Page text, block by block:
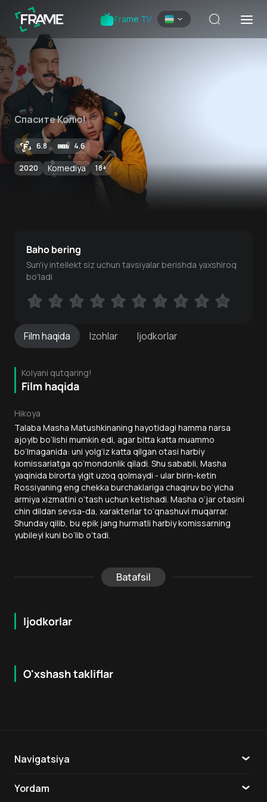
Frame TV
Спасите Колю!
6.8 4.6
2020 Komediya 18+
Filmhaqida Izohlar Ijodkorlar
Kolyani qutqaring!
Film haqida
Hikoya
Talaba Masha Matushkinaning hayotidagi hamma narsa
ajoyib bo‘lishi mumkin edi, agar bitta katta muammo
bo‘lmaganida: uni yolg‘iz katta qilgan otasi harbiy
komissariatga qo‘mondonlik qiladi. Shu sababli, Masha
yaqinida birorta yigit uzoq qolmaydi - ular birin-ketin
Rossiyaning eng chekka burchaklariga chaqiruv bo‘yicha
armiya xizmatini o‘tash uchun ketishadi. Masha o‘jar otasini
chin dildan sevsa-da, xarakterlar to‘qnashuvi muqarrar.
Shunday qilib, bu epik jang hurmatli harbiy komissarning
yubileyi kuni bo‘lib o‘tadi.
Batafsil
Ijodkorlar
Baho bering
Sun'iy intellekt siz uchun tavsiyalar berishda yaxshiroq
bo'ladi
1 2 3 4 5 6 7 8 9 10
1 2 3 4 5 6 7 8 9 10
O'xshash takliflar
16 + 7.5
Navigatsiya
Yordam